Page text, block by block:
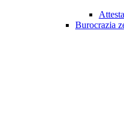
Burocrazia